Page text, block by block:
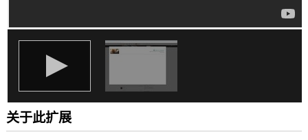
可
网
站
上
的
关于此扩展